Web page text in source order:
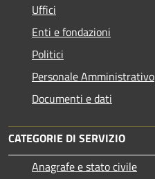
Uffici
Enti e fondazioni
Politici
Personale Amministrativo
Documenti e dati
CATEGORIE DI SERVIZIO
Anagrafe e stato civile